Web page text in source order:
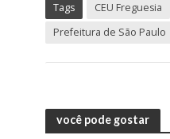
Tags CEU Freguesia
Prefeitura de São Paulo
você pode gostar